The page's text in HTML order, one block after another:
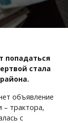
попадаться
стала
объявление
– трактора,
с